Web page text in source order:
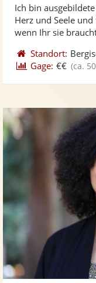
Ich bin
Herz und Seele
wenn Ihr sie
Standort:
Gage: €€ (ca.